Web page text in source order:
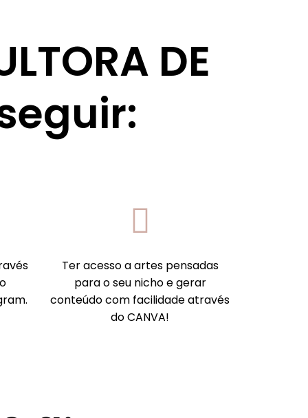
DE
Ter acesso a artes pensadas
para o seu nicho e gerar
conteúdo com facilidade através
do CANVA!